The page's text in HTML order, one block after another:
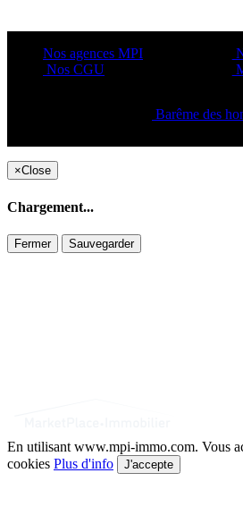
Nos agences MPI
Nos CGU
Barême des
×Close
Chargement...
Fermer Sauvegarder
En utilisant www.mpi-immo.com. Vous
cookies Plus d'info J'accepte